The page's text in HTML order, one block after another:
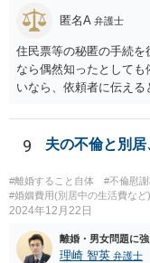
匿名A 弁護士
住民票等の秘匿の手続
なら偶然知ったとして
いなら、依頼者に伝える
9 夫の不倫と別
#離婚すること自体 #不倫慰
#婚姻費用(別居中の生活費など)
2024年12月22日
離婚・男女問題に
理崎 智英 弁護士